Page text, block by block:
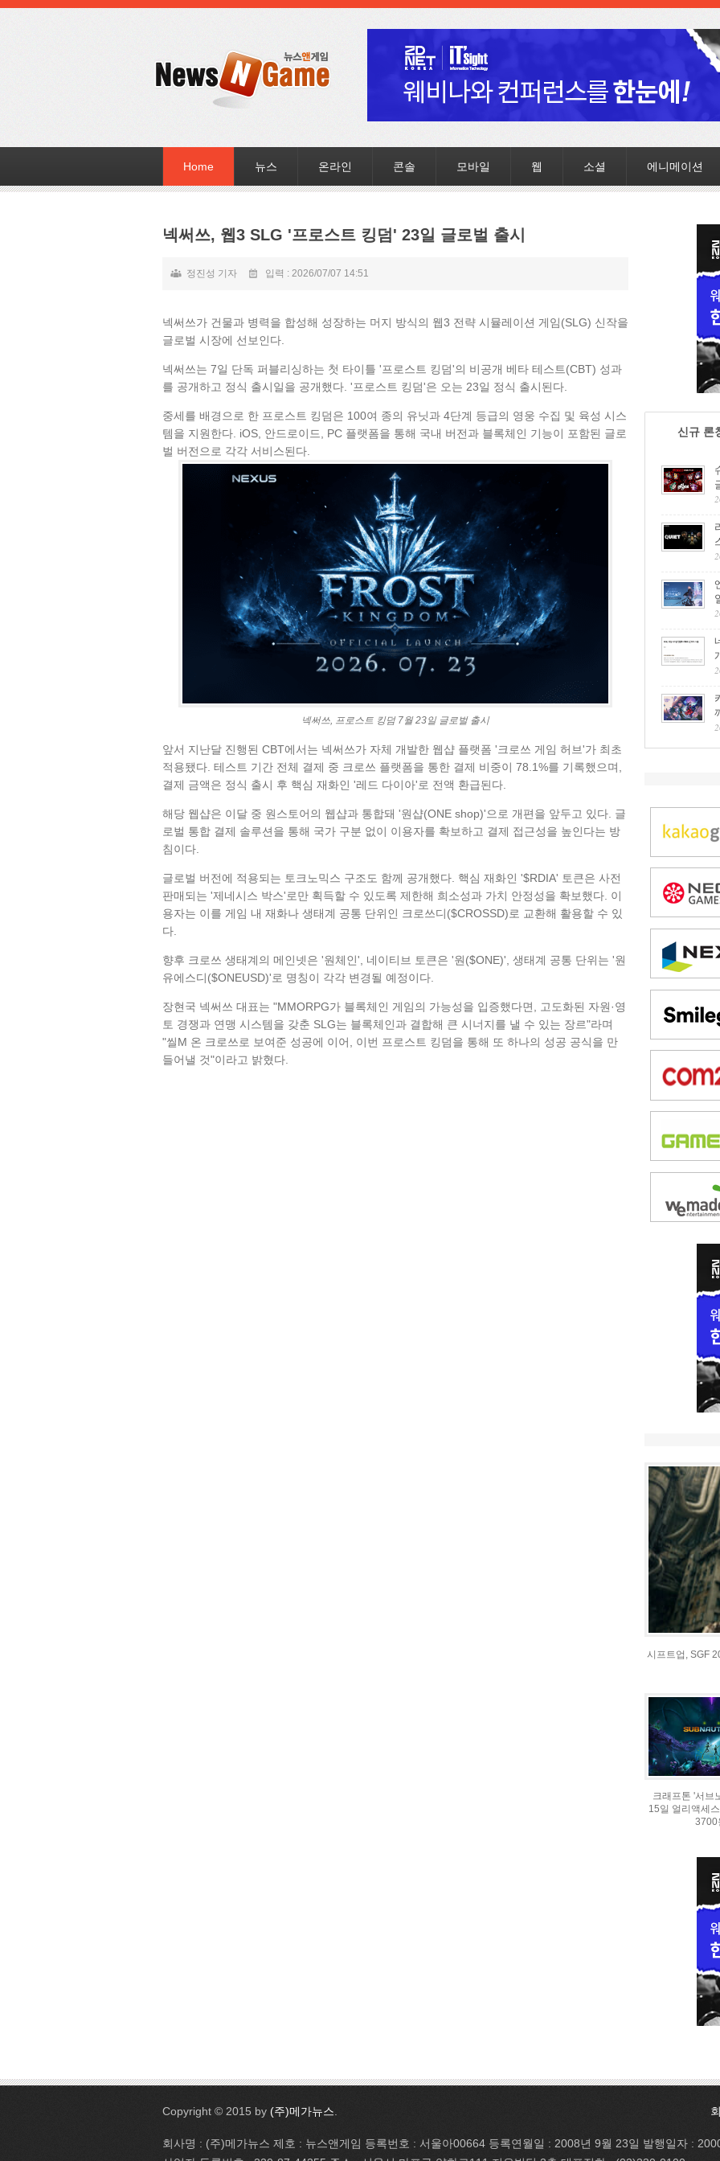
Home 뉴스 온라인 콘솔 모바일 웹 소셜 에니메이션
넥써쓰, 웹3 SLG '프로스트 킹덤' 23일 글로벌 출시
정진성 기자 입력 : 2026/07/07 14:51
넥써쓰가 건물과 병력을 합성해 성장하는 머지 방식의 웹3 전략 시뮬레이션 게임(SLG) 신작을
글로벌 시장에 선보인다.
넥써쓰는 7일 단독 퍼블리싱하는 첫 타이틀 '프로스트 킹덤'의 비공개 베타 테스트(CBT) 성과
를 공개하고 정식 출시일을 공개했다. '프로스트 킹덤'은 오는 23일 정식 출시된다.
중세를 배경으로 한 프로스트 킹덤은 100여 종의 유닛과 4단계 등급의 영웅 수집 및 육성 시스
템을 지원한다. iOS, 안드로이드, PC 플랫폼을 통해 국내 버전과 블록체인 기능이 포함된 글로
벌 버전으로 각각 서비스된다.
넥써쓰, 프로스트 킹덤 7월 23일 글로벌 출시
앞서 지난달 진행된 CBT에서는 넥써쓰가 자체 개발한 웹샵 플랫폼 '크로쓰 게임 허브'가 최초
적용됐다. 테스트 기간 전체 결제 중 크로쓰 플랫폼을 통한 결제 비중이 78.1%를 기록했으며,
결제 금액은 정식 출시 후 핵심 재화인 '레드 다이아'로 전액 환급된다.
해당 웹샵은 이달 중 원스토어의 웹샵과 통합돼 '원샵(ONE shop)'으로 개편을 앞두고 있다. 글
로벌 통합 결제 솔루션을 통해 국가 구분 없이 이용자를 확보하고 결제 접근성을 높인다는 방
침이다.
글로벌 버전에 적용되는 토크노믹스 구조도 함께 공개했다. 핵심 재화인 '$RDIA' 토큰은 사전
판매되는 '제네시스 박스'로만 획득할 수 있도록 제한해 희소성과 가치 안정성을 확보했다. 이
용자는 이를 게임 내 재화나 생태계 공통 단위인 크로쓰디($CROSSD)로 교환해 활용할 수 있
다.
향후 크로쓰 생태계의 메인넷은 '원체인', 네이티브 토큰은 '원($ONE)', 생태계 공통 단위는 '원
유에스디($ONEUSD)'로 명칭이 각각 변경될 예정이다.
장현국 넥써쓰 대표는 "MMORPG가 블록체인 게임의 가능성을 입증했다면, 고도화된 자원·영
토 경쟁과 연맹 시스템을 갖춘 SLG는 블록체인과 결합해 큰 시너지를 낼 수 있는 장르"라며
"씰M 온 크로쓰로 보여준 성공에 이어, 이번 프로스트 킹덤을 통해 또 하나의 성공 공식을 만
들어낼 것"이라고 밝혔다.
신규 론
시프트업, SGF
크래프톤 '서브
15일 얼리액세
3700
Copyright © 2015 by (주)메가뉴스
회사명 : (주)메가뉴스 제호 : 뉴스앤게임 등록번호 : 서울아00664 등록연월일 : 2008년 9월 23일 발행일자 :